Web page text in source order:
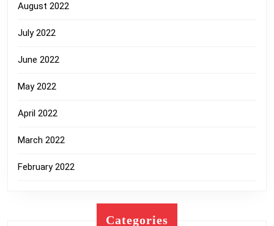
August 2022
July 2022
June 2022
May 2022
April 2022
March 2022
February 2022
Categories